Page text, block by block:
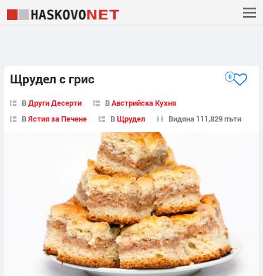
Щрудел с грис 0
ВДруги Десерти ВАвстрийска Кухня
ВЯстия за Печене ВЩрудел Видяна 111,829 пъти